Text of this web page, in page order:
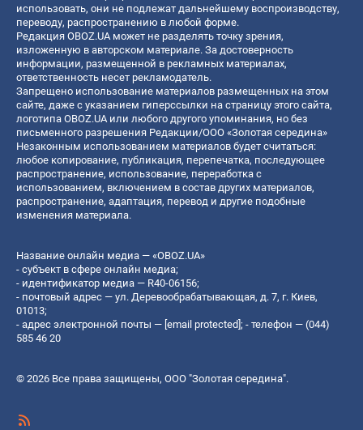
использовать, они не подлежат дальнейшему воспроизводству,
переводу, распространению в любой форме.
Редакция OBOZ.UA может не разделять точку зрения,
изложенную в авторском материале. За достоверность
информации, размещенной в рекламных материалах,
ответственность несет рекламодатель.
Запрещено использование материалов размещенных на этом
сайте, даже с указанием гиперссылки на страницу этого сайта,
логотипа OBOZ.UA или любого другого упоминания, но без
письменного разрешения Редакции/ООО «Золотая середина»
Незаконным использованием материалов будет считаться:
любое копирование, публикация, перепечатка, последующее
распространение, использование, переработка с
использованием, включением в состав других материалов,
распространение, адаптация, перевод и другие подобные
изменения материала.
Название онлайн медиа — «OBOZ.UA»
- субъект в сфере онлайн медиа;
- идентификатор медиа — R40-06156;
- почтовый адрес — ул. Деревообрабатывающая, д. 7, г. Киев,
01013;
- адрес электронной почты — [email protected]; - телефон — (044)
585 46 20
© 2026 Все права защищены, ООО "Золотая середина".